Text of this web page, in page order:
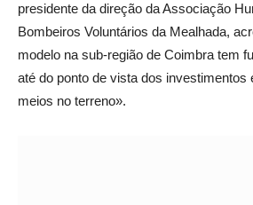
presidente da direção da Associação
Bombeiros Voluntários da Mealhada,
modelo na sub-região de Coimbra tem
até do ponto de vista dos investimentos
meios no terreno».